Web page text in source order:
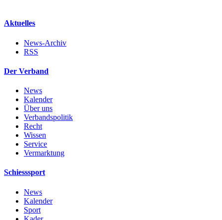
Aktuelles
News-Archiv
RSS
Der Verband
News
Kalender
Über uns
Verbandspolitik
Recht
Wissen
Service
Vermarktung
Schiesssport
News
Kalender
Sport